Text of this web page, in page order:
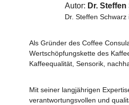
Autor: Dr.
Dr. Steffen
Als Gründer des Coffee
Wertschöpfungskette des
Kaffeequalität, Sensorik,
Mit seiner langjährigen
verantwortungsvollen und